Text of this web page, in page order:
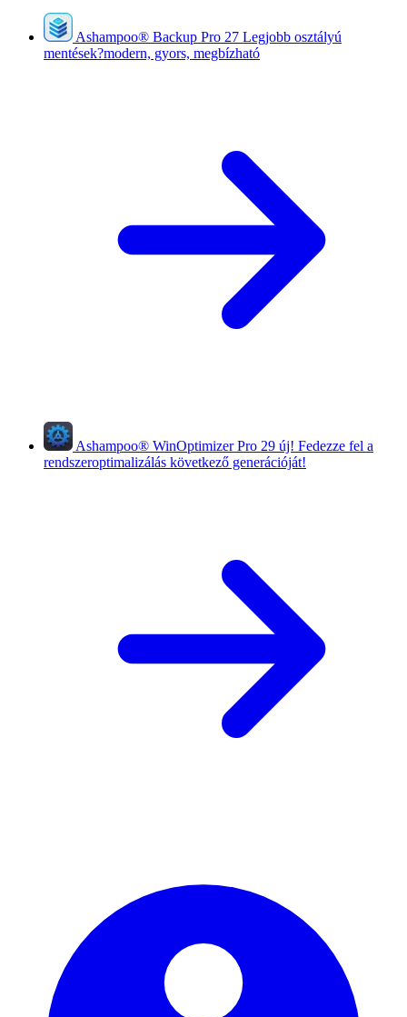
Ashampoo® Backup Pro 27 Legjobb osztályú
mentések?modern, gyors, megbízható
Ashampoo® WinOptimizer Pro 29 új! Fedezze fel a
rendszeroptimalizálás következő generációját!